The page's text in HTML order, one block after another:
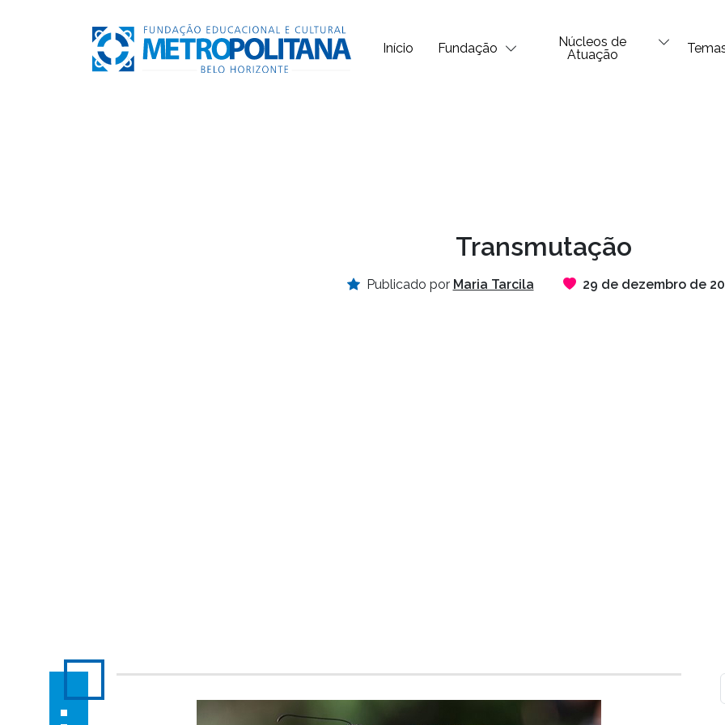
Início Fundação
Núcleos de
Atuação
Transmutação
Publicado por Maria Tarcila 29 de dezembro de